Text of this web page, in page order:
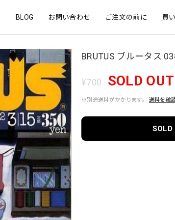
BLOG お問い合わせ ご注文の前に 買
BRUTUS ブルータス
¥700 SOLD OUT
※別途送料がかかります。 送料を確
SOLD